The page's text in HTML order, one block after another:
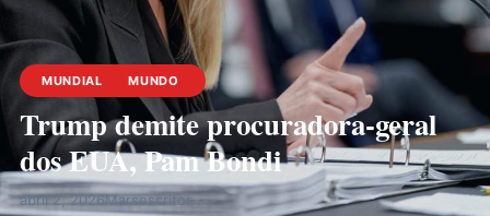
MUNDIAL MUNDO
Trump demite procuradora-geral
dos EUA, Pam Bondi
abril 2, 2026Marsescritor